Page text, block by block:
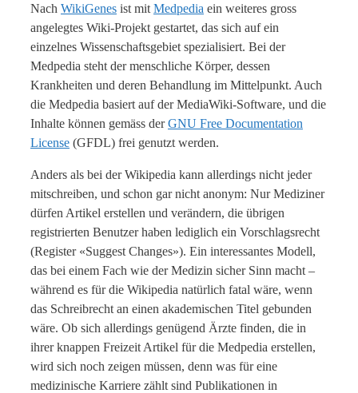
Nach WikiGenes ist mit Medpedia ein weiteres gross
angelegtes Wiki-Projekt gestartet, das sich auf ein
einzelnes Wissenschaftsgebiet spezialisiert. Bei der
Medpedia steht der menschliche Körper, dessen
Krankheiten und deren Behandlung im Mittelpunkt. Auch
die Medpedia basiert auf der MediaWiki-Software, und die
Inhalte können gemäss derGNU Free Documentation
License (GFDL) frei genutzt werden.
Anders als bei der Wikipedia kann allerdings nicht jeder
mitschreiben, und schon gar nicht anonym: Nur Mediziner
dürfen Artikel erstellen und verändern, die übrigen
registrierten Benutzer haben lediglich ein Vorschlagsrecht
(Register «Suggest Changes»). Ein interessantes Modell,
das bei einem Fach wie der Medizin sicher Sinn macht –
während es für die Wikipedia natürlich fatal wäre, wenn
das Schreibrecht an einen akademischen Titel gebunden
wäre. Ob sich allerdings genügend Ärzte finden, die in
ihrer knappen Freizeit Artikel für die Medpedia erstellen,
wird sich noch zeigen müssen, denn was für eine
medizinische Karriere zählt sind Publikationen in